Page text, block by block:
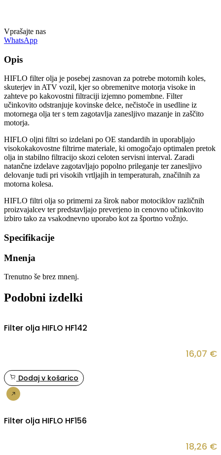
Vprašajte nas
WhatsApp
Opis
HIFLO filter olja je posebej zasnovan za potrebe motornih koles,
skuterjev in ATV vozil, kjer so obremenitve motorja visoke in
zahteve po kakovostni filtraciji izjemno pomembne. Filter
učinkovito odstranjuje kovinske delce, nečistoče in usedline iz
motornega olja ter s tem zagotavlja zanesljivo mazanje in zaščito
motorja.
HIFLO oljni filtri so izdelani po OE standardih in uporabljajo
visokokakovostne filtrirne materiale, ki omogočajo optimalen pretok
olja in stabilno filtracijo skozi celoten servisni interval. Zaradi
natančne izdelave zagotavljajo popolno prileganje ter zanesljivo
delovanje tudi pri visokih vrtljajih in temperaturah, značilnih za
motorna kolesa.
HIFLO filtri olja so primerni za širok nabor motociklov različnih
proizvajalcev ter predstavljajo preverjeno in cenovno učinkovito
izbiro tako za vsakodnevno uporabo kot za športno vožnjo.
Specifikacije
Mnenja
Trenutno še brez mnenj.
Podobni izdelki
Filter olja HIFLO HF142
16,07 €
Dodaj v košarico
Filter olja HIFLO HF156
18,26 €